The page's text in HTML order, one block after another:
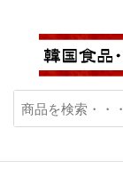
キ
キムチ
シ